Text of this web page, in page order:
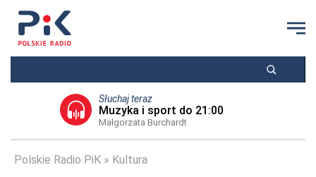
Słuchaj teraz
Muzyka i sport do 21:00
Małgorzata Burchardt
Polskie Radio PiK Kultura